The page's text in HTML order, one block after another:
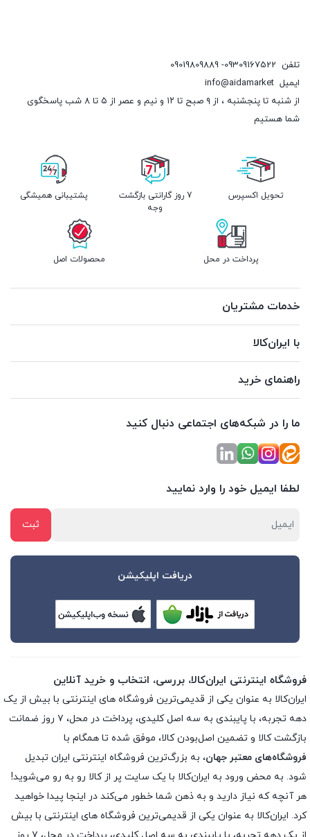
تلفن 09309167522- 09019809889
ایمیل info@aidamarket
از شنبه تا پنجشنبه ، از ۹ صبح تا ۱۲ و نیم و عصر از ۵ تا ۸ شب پاسخگوی
شما هستیم
تحویل اکسپرس
7 روز گارانتی بازگشت
وجه
پشتیبانی همیشگی
پرداخت در محل محصولات اصل
خدمات مشتریان
با ایران‌کالا
راهنمای خرید
ما را در شبکه‌های اجتماعی دنبال کنید
لطفا ایمیل خود را وارد نمایید
دریافت اپلیکیشن
فروشگاه اینترنتی ایران‌کالا، بررسی، انتخاب و خرید آنلاین
ایران‌کالا به عنوان یکی از قدیمی‌ترین فروشگاه های اینترنتی با بیش از یک
دهه تجربه، با پایبندی به سه اصل کلیدی، پرداخت در محل، ۷ روز ضمانت
بازگشت کالا و تضمین اصل‌بودن کالا، موفق شده تا همگام با
فروشگاه‌های معتبر جهان، به بزرگ‌ترین فروشگاه اینترنتی ایران تبدیل
شود. به محض ورود به ایران‌کالا با یک سایت پر از کالا رو به رو می‌شوید!
هر آنچه که نیاز دارید و به ذهن شما خطور می‌کند در اینجا پیدا خواهید
کرد. ایران‌کالا به عنوان یکی از قدیمی‌ترین فروشگاه های اینترنتی با بیش